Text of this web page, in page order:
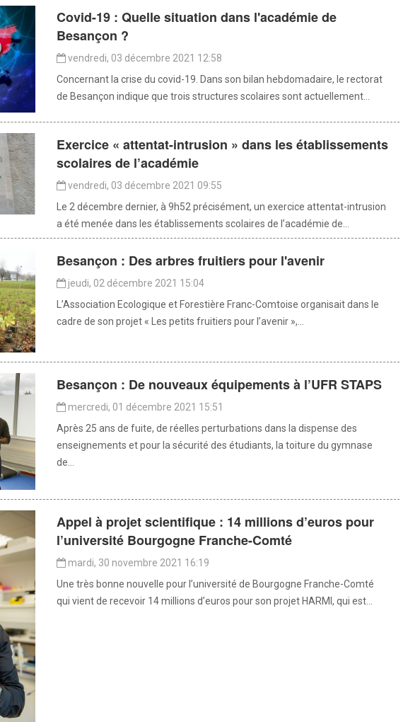
Covid-19 : Quelle situation dans l'académie de
Besançon ?
vendredi, 03 décembre 2021 12:58
Concernant la crise du covid-19. Dans son bilan hebdomadaire, le rectorat
de Besançon indique que trois structures scolaires sont actuellement...
Exercice « attentat-intrusion » dans les établissements
scolaires de l’académie
vendredi, 03 décembre 2021 09:55
Le 2 décembre dernier, à 9h52 précisément, un exercice attentat-intrusion
a été menée dans les établissements scolaires de l’académie de...
Besançon : Des arbres fruitiers pour l'avenir
jeudi, 02 décembre 2021 15:04
L’Association Ecologique et Forestière Franc-Comtoise organisait dans le
cadre de son projet « Les petits fruitiers pour l’avenir »,...
Besançon : De nouveaux équipements à l’UFR STAPS
mercredi, 01 décembre 2021 15:51
Après 25 ans de fuite, de réelles perturbations dans la dispense des
enseignements et pour la sécurité des étudiants, la toiture du gymnase
de...
Appel à projet scientifique : 14 millions d’euros pour
l’université Bourgogne Franche-Comté
mardi, 30 novembre 2021 16:19
Une très bonne nouvelle pour l’université de Bourgogne Franche-Comté
qui vient de recevoir 14 millions d’euros pour son projet HARMI, qui est...